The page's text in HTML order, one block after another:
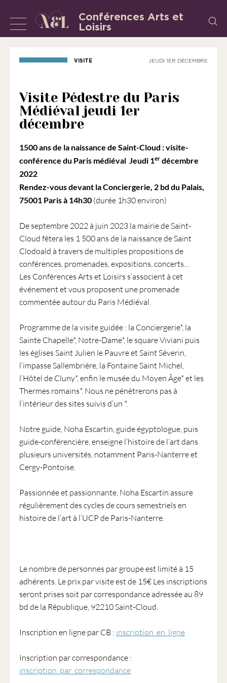
contenu
Conférences Arts et
Loisirs
L’Association
«
Conférences
et
Loisirs
»
est
association
régie
par
la
loi
1901
ayant
une
vocation
culturelle.
Afficher
masquer
navigation
VISITE JEUDI 1ER DÉCEMBRE
Visite Pédestre du Paris
Médiéval jeudi 1er
décembre
1500 ans de la naissance de Saint-Cloud : visite-
conférence du Paris médiéval Jeudi 1erdécembre
2022
Rendez-vous devant la Conciergerie, 2 bd du Palais,
75001 Paris à 14h30 (durée 1h30 environ)
De septembre 2022 à juin 2023 la mairie de Saint-
Cloud fêtera les 1 500 ans de la naissance de Saint
Clodoald à travers de multiples propositions de
conférences, promenades, expositions, concerts…
Les Conférences Arts et Loisirs s’associent à cet
événement et vous proposent une promenade
commentée autour du Paris Médiéval.
Programme de la visite guidée : la Conciergerie*, la
Sainte Chapelle*, Notre-Dame*, le square Viviani puis
les églises Saint Julien le Pauvre et Saint Séverin,
l’impasse Sallembrière, la Fontaine Saint Michel,
l’Hôtel de Cluny*, enfin le musée du Moyen Âge* et les
Thermes romains*. Nous ne pénètrerons pas à
l’intérieur des sites suivis d’un *.
Notre guide, Noha Escartin, guide égyptologue, puis
guide-conférencière, enseigne l’histoire de l’art dans
plusieurs universités, notamment Paris-Nanterre et
Cergy-Pontoise.
Passionnée et passionnante, Noha Escartin assure
régulièrement des cycles de cours semestriels en
histoire de l’art à l’UCP de Paris-Nanterre.
Le nombre de personnes par groupe est limité à 15
adhérents. Le prix par visite est de 15€ Les inscriptions
seront prises soit par correspondance adressée au 89
bd de la République, 92210 Saint-Cloud.
Inscription en ligne par CB : inscription_en_ligne
Inscription par correspondance :
inscription_par_correspondance